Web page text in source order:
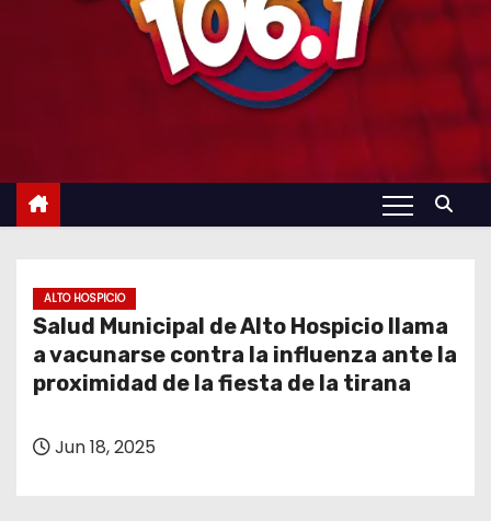
ALTO HOSPICIO
Salud Municipal de Alto Hospicio llama
a vacunarse contra la influenza ante la
proximidad de la fiesta de la tirana
Jun 18, 2025